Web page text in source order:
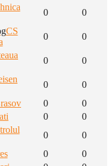
0 0
CS
0 0
0 0
0
0
0
0
0
0
0
0
0
0